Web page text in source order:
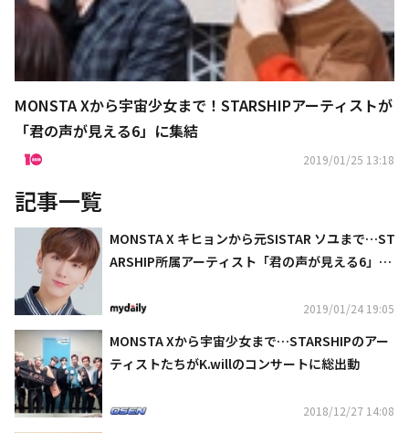
MONSTA Xから宇宙少女まで！STARSHIPアーティストが
「君の声が見える6」に集結
2019/01/25 13:18
記事一覧
MONSTA X キヒョンから元SISTAR ソユまで…ST
ARSHIP所属アーティスト「君の声が見える6」に
2019/01/24 19:05
MONSTA Xから宇宙少女まで…STARSHIPのアー
ティストたちがK.willのコンサートに総出動
2018/12/27 14:08